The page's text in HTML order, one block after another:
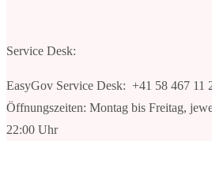
Service Desk:
EasyGov Service Desk: +41 58 467 11
Öffnungszeiten: Montag bis Freitag,
22:00 Uhr